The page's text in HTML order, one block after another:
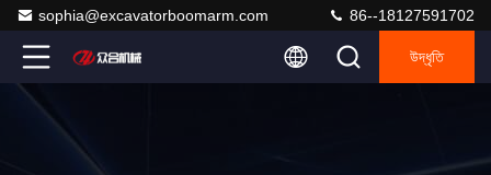
sophia@excavatorboomarm.com 86--18127591702
উদ্ধৃতি